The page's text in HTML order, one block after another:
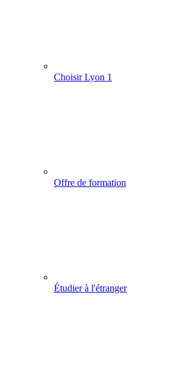
Choisir Lyon 1
Offre de formation
Étudier à l'étranger